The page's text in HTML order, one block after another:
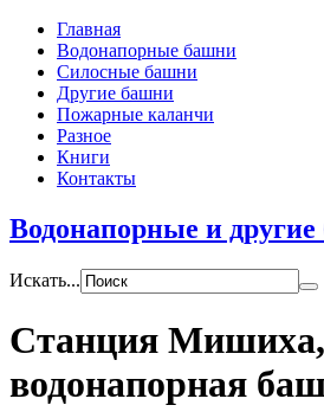
Главная
Водонапорные башни
Силосные башни
Другие башни
Пожарные каланчи
Разное
Книги
Контакты
Водонапорные и
Искать...
Станция Мишиха,
водонапорная